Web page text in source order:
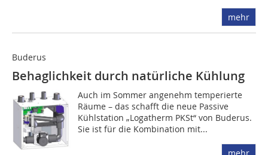
mehr
Buderus
Behaglichkeit durch natürliche Kühlung
Auch im Sommer angenehm temperierte
Räume – das schafft die neue Passive
Kühlstation „Logatherm PKSt“ von Buderus.
Sie ist für die Kombination mit...